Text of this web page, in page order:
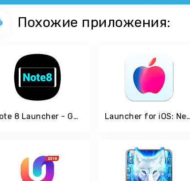
Похожие приложения:
Note 8 Launcher - Galaxy Note8 launcher, theme Launcher for iOS: